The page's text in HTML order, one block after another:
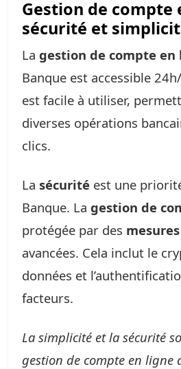
Gestion de compte
sécurité et
La gestion de compte en
Banque est accessible
est facile à utiliser,
diverses opérations
clics.
La sécurité est une
Banque. La gestion de
protégée par des
avancées. Cela inclut le
données et
facteurs.
La simplicité et la sécurité
gestion de compte en ligne